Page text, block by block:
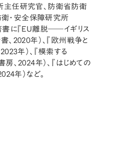
主任研究官、防衛省防衛
・安全保障研究所
書に『EU離脱――イギリス
、2020年）、『欧州戦争と
年）、『模索する
、2024年）、『はじめての
年）など。